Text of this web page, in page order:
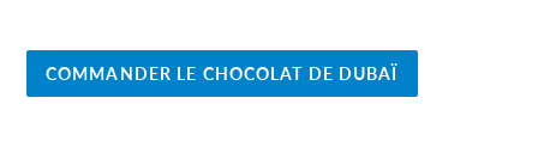
COMMANDER LE CHOCOLAT DE DUBAÏ